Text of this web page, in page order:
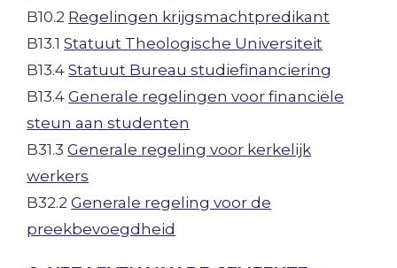
B10.2 Regelingen krijgsmachtpredikant
B13.1Statuut Theologische Universiteit
B13.4Statuut Bureau studiefinanciering
B13.4Generale regelingen voor financiële
steun aan studenten
B31.3Generale regeling voor kerkelijk
werkers
B32.2Generale regeling voor de
preekbevoegdheid